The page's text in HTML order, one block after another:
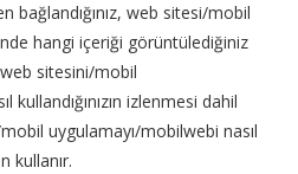
bağlandığınız, web sitesi/mobil
hangi içeriği görüntülediğiniz
sitesini/mobil
kullandığınızın izlenmesi dahil
uygulamayı/mobilwebi nasıl
kullanır.